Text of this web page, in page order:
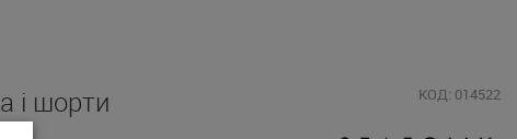
і шорти
КОД: 014522